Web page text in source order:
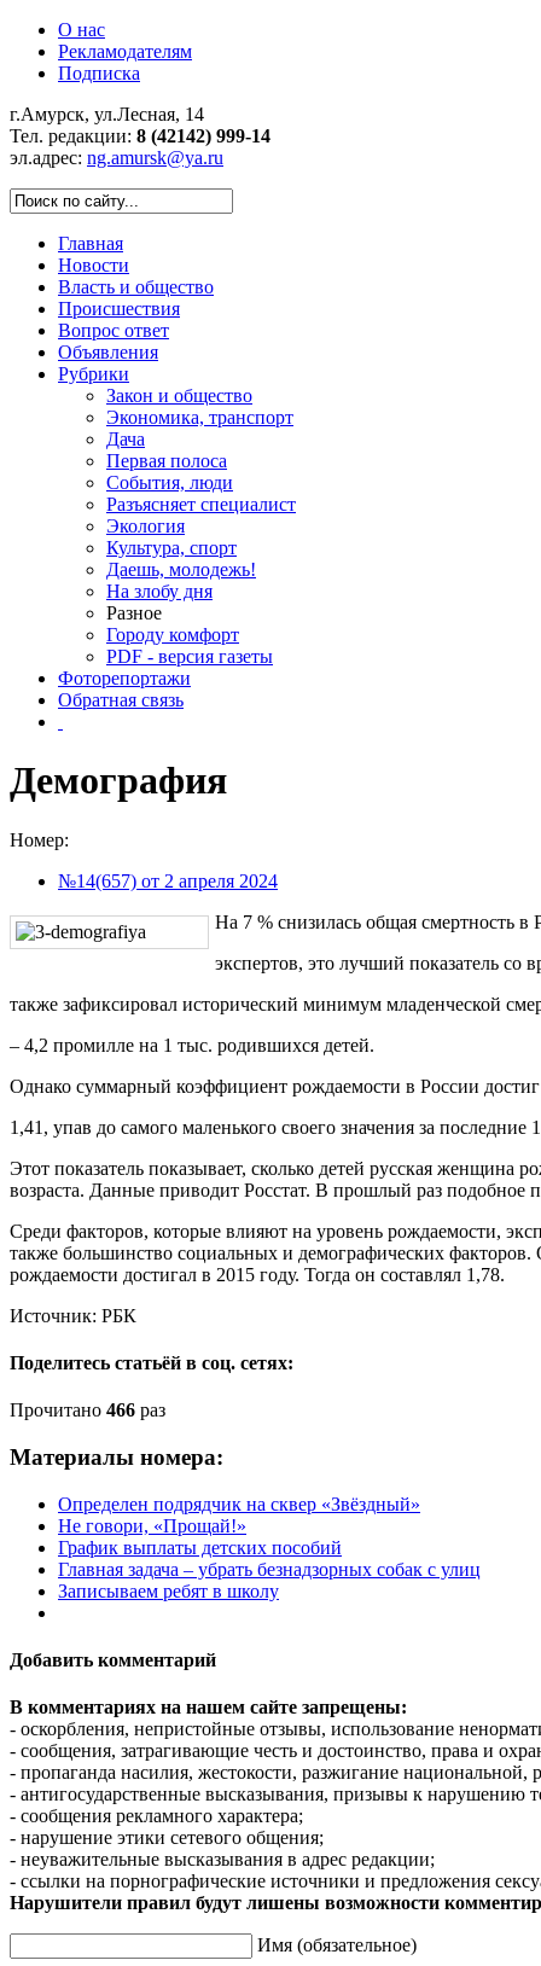
О нас
Рекламодателям
Подписка
г.Амурск, ул.Лесная, 14
Тел. редакции: 8 (42142) 999-14
эл.адрес: ng.amursk@ya.ru
Главная
Новости
Власть и общество
Происшествия
Вопрос ответ
Объявления
Рубрики
Закон и общество
Экономика, транспорт
Дача
Первая полоса
События, люди
Разъясняет специалист
Экология
Культура, спорт
Даешь, молодежь!
На злобу дня
Разное
Городу комфорт
PDF - версия газеты
Фоторепортажи
Обратная связь
Демография
Номер:
№14(657) от 2 апреля 2024
На 7 % снизилась общая смертность
экспертов, это лучший показатель со
также зафиксировал исторический минимум младенческой
– 4,2 промилле на 1 тыс. родившихся детей.
Однако суммарный коэффициент рождаемости в России
1,41, упав до самого маленького своего значения за последние
Этот показатель показывает, сколько детей русская женщина
возраста. Данные приводит Росстат. В прошлый раз подобное
Среди факторов, которые влияют на уровень рождаемости,
также большинство социальных и демографических факторов.
рождаемости достигал в 2015 году. Тогда он составлял 1,78.
Источник: РБК
Поделитесь статьёй в соц. сетях:
Прочитано 466 раз
Материалы номера:
Определен подрядчик на сквер «Звёздный»
Не говори, «Прощай!»
График выплаты детских пособий
Главная задача – убрать безнадзорных собак с улиц
Записываем ребят в школу
Добавить комментарий
В комментариях на нашем сайте запрещены:
- оскорбления, непристойные отзывы, использование
- сообщения, затрагивающие честь и достоинство, права и
- пропаганда насилия, жестокости, разжигание национальной,
- антигосударственные высказывания, призывы к нарушению
- сообщения рекламного характера;
- нарушение этики сетевого общения;
- неуважительные высказывания в адрес редакции;
- ссылки на порнографические источники и предложения
Нарушители правил будут лишены возможности
Имя (обязательное)